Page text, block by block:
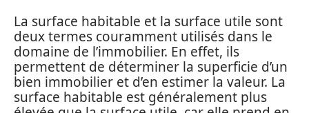
La surface habitable et la surface utile sont
deux termes couramment utilisés dans le
domaine de l’immobilier. En effet, ils
permettent de déterminer la superficie d’un
bien immobilier et d’en estimer la valeur. La
surface habitable est généralement plus